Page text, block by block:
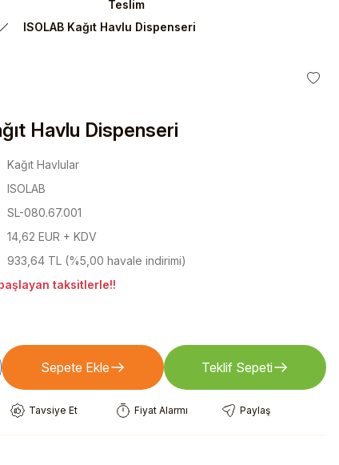
ISOLAB Kağıt Havlu Dispenseri
Havlu Dispenseri
Kağıt Havlular
ISOLAB
SL-080.67.001
14,62 EUR + KDV
933,64 TL (%5,00 havale indirimi)
taksitlerle!!
Sepete Ekle Teklif Sepeti
Tavsiye Et Fiyat Alarmı Paylaş